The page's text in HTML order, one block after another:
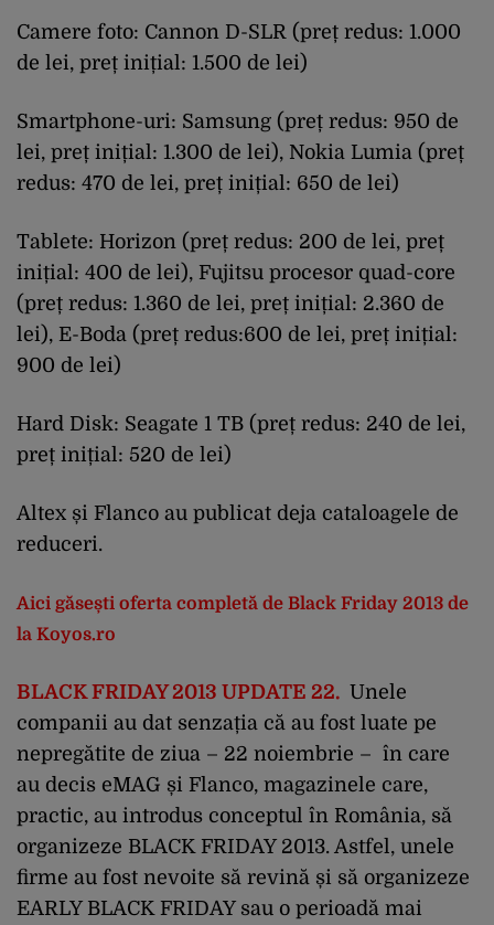
Camere foto: Cannon D-SLR (preț redus: 1.000
de lei, preț inițial: 1.500 de lei)
Smartphone-uri: Samsung (preț redus: 950 de
lei, preț inițial: 1.300 de lei), Nokia Lumia (preț
redus: 470 de lei, preț inițial: 650 de lei)
Tablete: Horizon (preț redus: 200 de lei, preț
inițial: 400 de lei), Fujitsu procesor quad-core
(preț redus: 1.360 de lei, preț inițial: 2.360 de
lei), E-Boda (preț redus:600 de lei, preț inițial:
900 de lei)
Hard Disk: Seagate 1 TB (preț redus: 240 de lei,
preț inițial: 520 de lei)
Altex și Flanco au publicat deja cataloagele de
reduceri.
Aici găsești oferta completă de Black Friday 2013 de
la Koyos.ro
BLACK FRIDAY 2013 UPDATE 22. Unele
companii au dat senzația că au fost luate pe
nepregătite de ziua – 22 noiembrie – în care
au decis eMAG și Flanco, magazinele care,
practic, au introdus conceptul în România, să
organizeze BLACK FRIDAY 2013. Astfel, unele
firme au fost nevoite să revină și să organizeze
EARLY BLACK FRIDAY sau o perioadă mai